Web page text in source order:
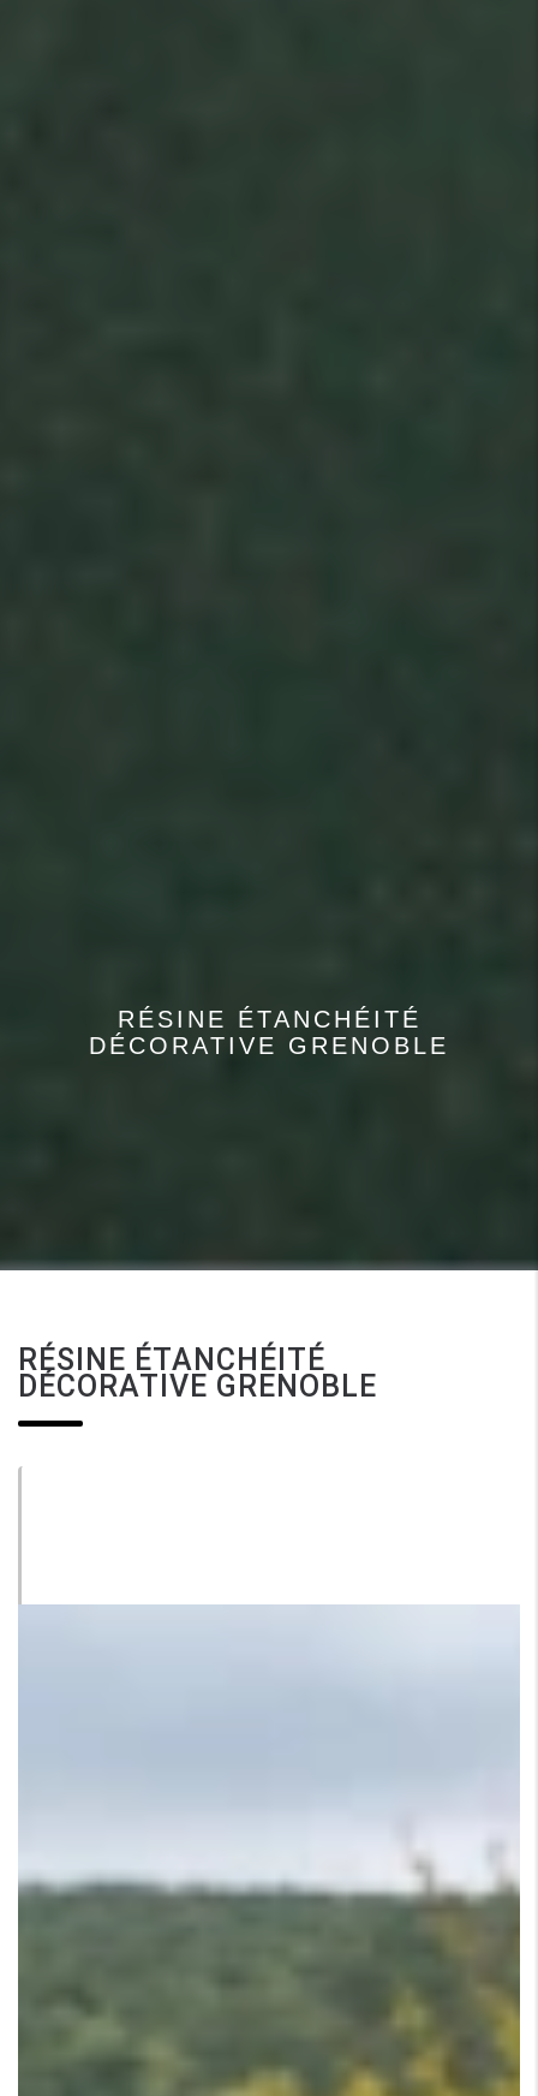
RÉSINE ÉTANCHÉITÉ
DÉCORATIVE GRENOBLE
RÉSINE ÉTANCHÉITÉ
DÉCORATIVE GRENOBLE